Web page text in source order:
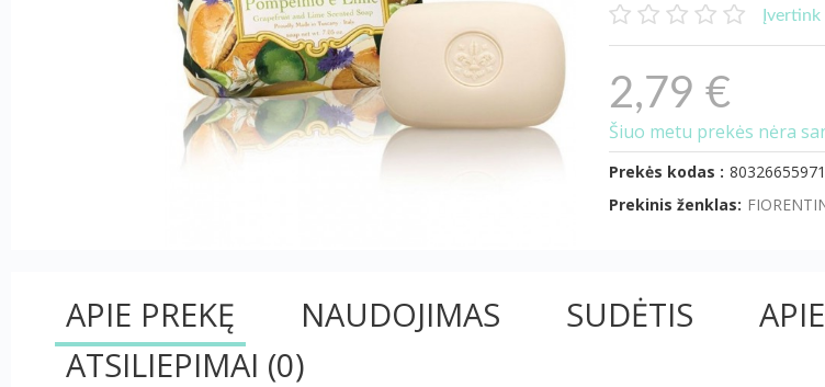
Įvertink
2,79 €
Šiuo metu prekės nėra
Prekės kodas :
Prekinis ženklas:
APIE PREKĘ NAUDOJIMAS SUDĖTIS
ATSILIEPIMAI (0)